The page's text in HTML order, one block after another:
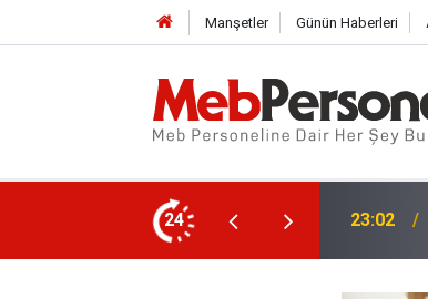
Manşetler Günün Haberleri
24
Kadro Taleplerine Yanıt ve 2026-2027
22:32